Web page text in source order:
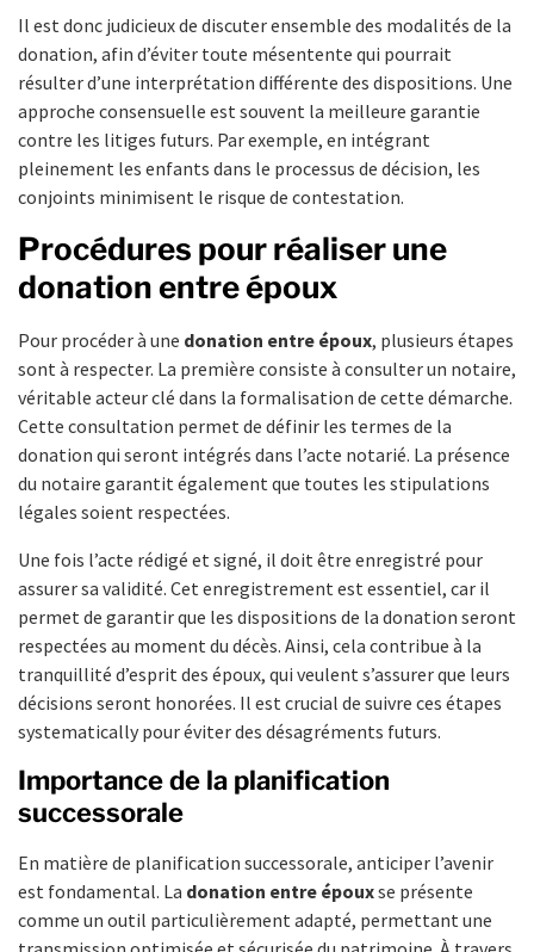
Il est donc judicieux de discuter ensemble des modalités de la
donation, afin d’éviter toute mésentente qui pourrait
résulter d’une interprétation différente des dispositions. Une
approche consensuelle est souvent la meilleure garantie
contre les litiges futurs. Par exemple, en intégrant
pleinement les enfants dans le processus de décision, les
conjoints minimisent le risque de contestation.
Procédures pour réaliser une
donation entre époux
Pour procéder à une donation entre époux, plusieurs étapes
sont à respecter. La première consiste à consulter un notaire,
véritable acteur clé dans la formalisation de cette démarche.
Cette consultation permet de définir les termes de la
donation qui seront intégrés dans l’acte notarié. La présence
du notaire garantit également que toutes les stipulations
légales soient respectées.
Une fois l’acte rédigé et signé, il doit être enregistré pour
assurer sa validité. Cet enregistrement est essentiel, car il
permet de garantir que les dispositions de la donation seront
respectées au moment du décès. Ainsi, cela contribue à la
tranquillité d’esprit des époux, qui veulent s’assurer que leurs
décisions seront honorées. Il est crucial de suivre ces étapes
systematically pour éviter des désagréments futurs.
Importance de la planification
successorale
En matière de planification successorale, anticiper l’avenir
est fondamental. La donation entre épouxse présente
comme un outil particulièrement adapté, permettant une